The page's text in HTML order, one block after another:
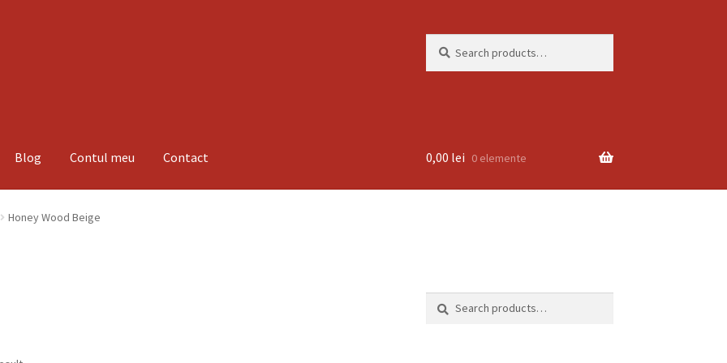
for:
Blog Contul meu Contact
Despre noi Informatii
0,00 lei 0 elemente
Honey Wood Beige
Search
Search